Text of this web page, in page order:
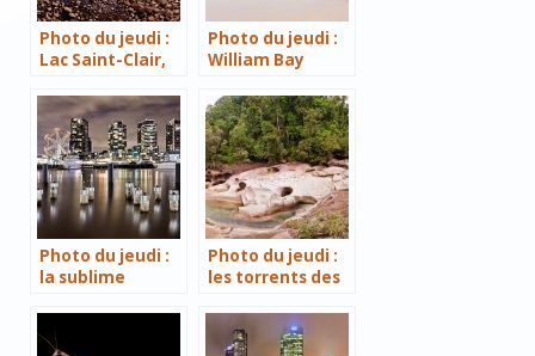
Photo du jeudi :
Lac Saint-Clair,
National Park
Photo du jeudi :
William Bay
Photo du jeudi :
la sublime
Photo du jeudi :
les torrents des
Queensland